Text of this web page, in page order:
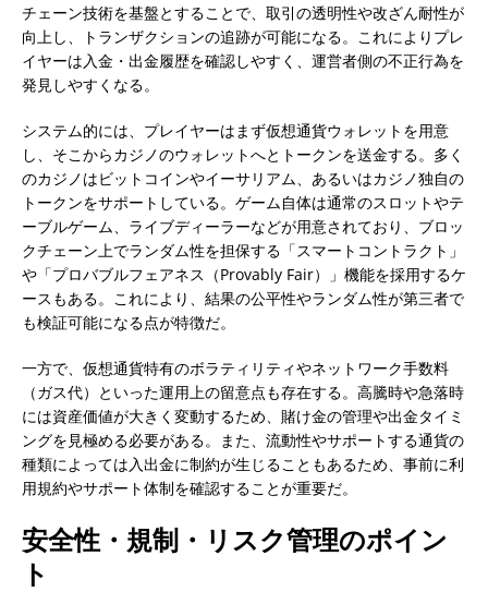
チェーン技術を基盤とすることで、取引の透明性や改ざん耐性が
向上し、トランザクションの追跡が可能になる。これによりプレ
イヤーは入金・出金履歴を確認しやすく、運営者側の不正行為を
発見しやすくなる。
システム的には、プレイヤーはまず仮想通貨ウォレットを用意
し、そこからカジノのウォレットへとトークンを送金する。多く
のカジノはビットコインやイーサリアム、あるいはカジノ独自の
トークンをサポートしている。ゲーム自体は通常のスロットやテ
ーブルゲーム、ライブディーラーなどが用意されており、ブロッ
クチェーン上でランダム性を担保する「スマートコントラクト」
や「プロバブルフェアネス（Provably Fair）」機能を採用するケ
ースもある。これにより、結果の公平性やランダム性が第三者で
も検証可能になる点が特徴だ。
一方で、仮想通貨特有のボラティリティやネットワーク手数料
（ガス代）といった運用上の留意点も存在する。高騰時や急落時
には資産価値が大きく変動するため、賭け金の管理や出金タイミ
ングを見極める必要がある。また、流動性やサポートする通貨の
種類によっては入出金に制約が生じることもあるため、事前に利
用規約やサポート体制を確認することが重要だ。
安全性・規制・リスク管理のポイン
ト